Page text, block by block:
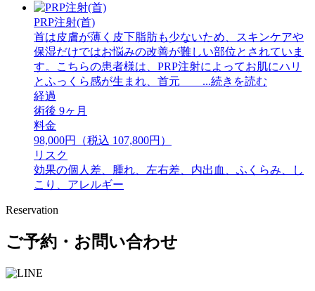
PRP注射(首)
首は皮膚が薄く皮下脂肪も少ないため、スキンケアや
保湿だけではお悩みの改善が難しい部位とされていま
す。こちらの患者様は、PRP注射によってお肌にハリ
とふっくら感が生まれ、首元 ...続きを読む
経過
術後 9ヶ月
料金
98,000円（税込 107,800円）
リスク
効果の個人差、腫れ、左右差、内出血、ふくらみ、し
こり、アレルギー
Reservation
ご予約・お問い合わせ